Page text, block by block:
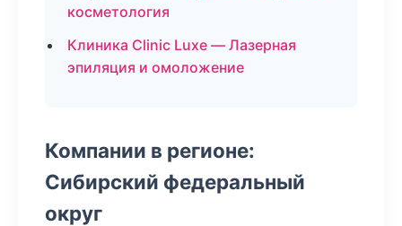
косметология
Клиника Clinic Luxe — Лазерная
эпиляция и омоложение
Компании в регионе:
Сибирский федеральный
округ